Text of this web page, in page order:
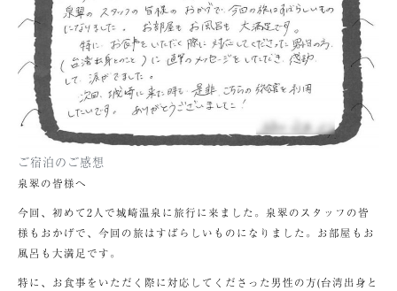
ご宿泊のご感想
泉翠の皆様へ
今回、初めて2人で城崎温泉に旅行に来ました。泉翠のスタッフの皆
様もおかげで、今回の旅はすばらしいものになりました。お部屋もお
風呂も大満足です。
特に、お食事をいただく際に対応してくださった男性の方(台湾出身と